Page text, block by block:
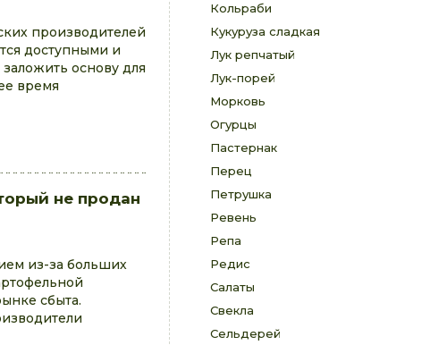
Кольраби
Кукуруза сладкая
Лук репчатый
Лук-порей
Морковь
Огурцы
Пастернак
Перец
Петрушка
Ревень
Репа
Редис
Салаты
Свекла
Сельдерей
производителей
доступными и
основу для
время
не продан
из-за больших
сбыта.